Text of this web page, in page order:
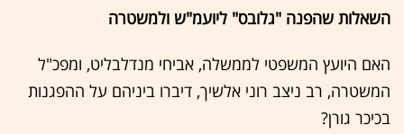
השאלות שהפנה "גלובס" ליועמ"ש ולמשטרה
האם היועץ המשפטי לממשלה, אביחי מנדלבליט, ומפכ"ל
המשטרה, רב ניצב רוני אלשיך, דיברו ביניהם על ההפגנות
בכיכר גורן?